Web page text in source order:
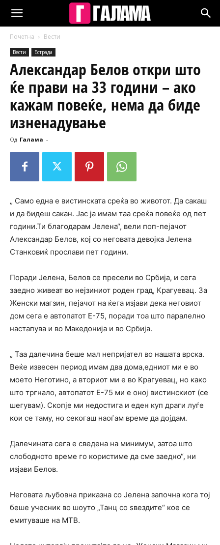
Почетна Вести
Вести Естрада
Александар Белов откри што
ќе прави на 33 години – ако
кажам повеќе, нема да биде
изненадување
Од Галама -
„ Само една е вистинската среќа во животот. Да сакаш
и да бидеш сакан. Јас ја имам таа среќа повеќе од пет
години.Ти благодарам Јелена“, вели поп-пејачот
Александар Белов, кој со неговата девојка Јелена
Станковиќ прослави пет години.
Поради Јелена, Белов се пресели во Србија, и сега
заедно живеат во нејзиниот роден град, Крагуевац. За
Женски магзин, пејачот на ќега изјави дека неговиот
дом сега е автопатот Е-75, поради тоа што паралелно
настапува и во Македонија и во Србија.
„ Таа далечина беше мал непријател во нашата врска.
Веќе извесен период имам два дома,едниот ми е во
моето Неготино, а вториот ми е во Крагуевац, но како
што тргнало, автопатот Е-75 ми е оној вистинскиот (се
шегувам). Скопје ми недостига и еден куп драги луѓе
кои се таму, но секогаш наоѓам време да дојдам.
Далечината сега е сведена на минимум, затоа што
слободното време го користиме да сме заедно“, ни
изјави Белов.
Неговата љубовна приказна со Јелена започна кога тој
беше учесник во шоуто „Танц со ѕвездите“ кое се
емитуваше на МТВ.